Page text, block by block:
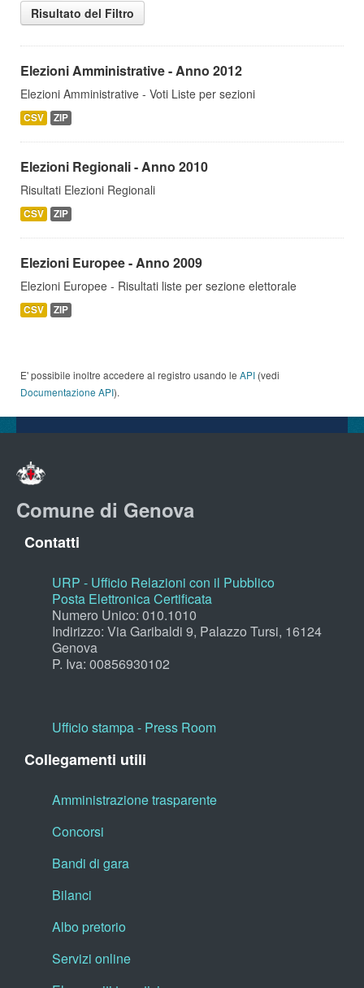
Risultato del Filtro
Elezioni Amministrative - Anno 2012
Elezioni Amministrative - Voti Liste per sezioni
CSV ZIP
Elezioni Regionali - Anno 2010
Risultati Elezioni Regionali
CSV ZIP
Elezioni Europee - Anno 2009
Elezioni Europee - Risultati liste per sezione elettorale
CSV ZIP
E' possibile inoltre accedere al registro usando le API (vedi
Documentazione API).
Comune di Genova
Contatti
URP - Ufficio Relazioni con il Pubblico
Posta Elettronica Certificata
Numero Unico: 010.1010
Indirizzo: Via Garibaldi 9, Palazzo Tursi, 16124
Genova
P. Iva: 00856930102
Ufficio stampa - Press Room
Collegamenti utili
Amministrazione trasparente
Concorsi
Bandi di gara
Bilanci
Albo pretorio
Servizi online